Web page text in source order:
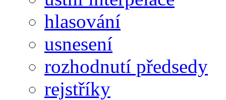
hlasování
usnesení
rozhodnutí předsedy
rejstříky